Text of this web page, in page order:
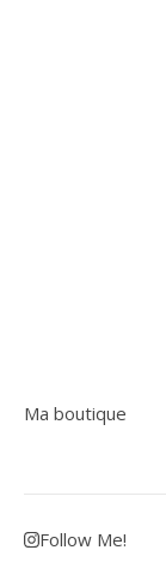
Ma boutique
Follow Me!